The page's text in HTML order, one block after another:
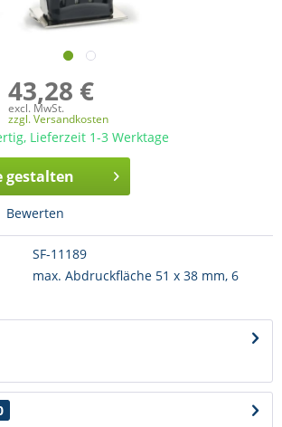
43,28 €
excl. MwSt.
zzgl. Versandkosten
Lieferzeit 1-3 Werktage
gestalten
Bewerten
SF-11189
max. Abdruckfläche 51 x 38 mm, 6